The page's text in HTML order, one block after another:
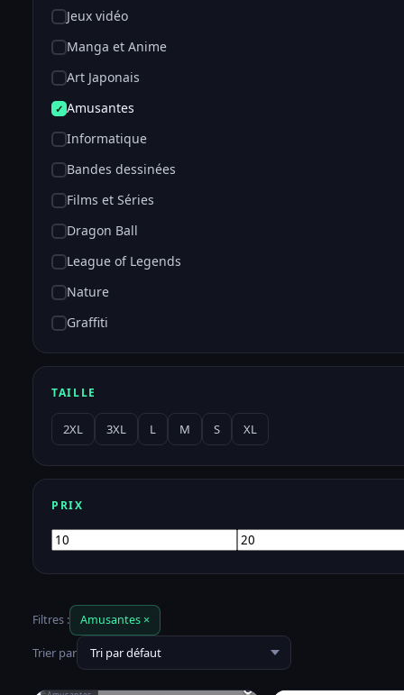
Jeux vidéo
Manga et Anime
Art Japonais
Amusantes
Informatique
Bandes dessinées
Films et Séries
Dragon Ball
League of Legends
Nature
Graffiti
TAILLE
2XL 3XL L M S XL
PRIX
Prix
Prix
Filtres : Amusantes ×
Trier par